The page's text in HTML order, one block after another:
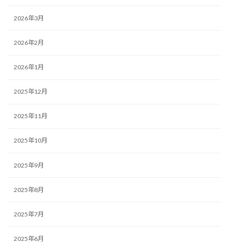
2026年3月
2026年2月
2026年1月
2025年12月
2025年11月
2025年10月
2025年9月
2025年8月
2025年7月
2025年6月